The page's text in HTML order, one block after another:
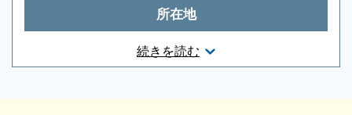
続きを読む
所在地
埼玉県戸田市美女木2-5-23